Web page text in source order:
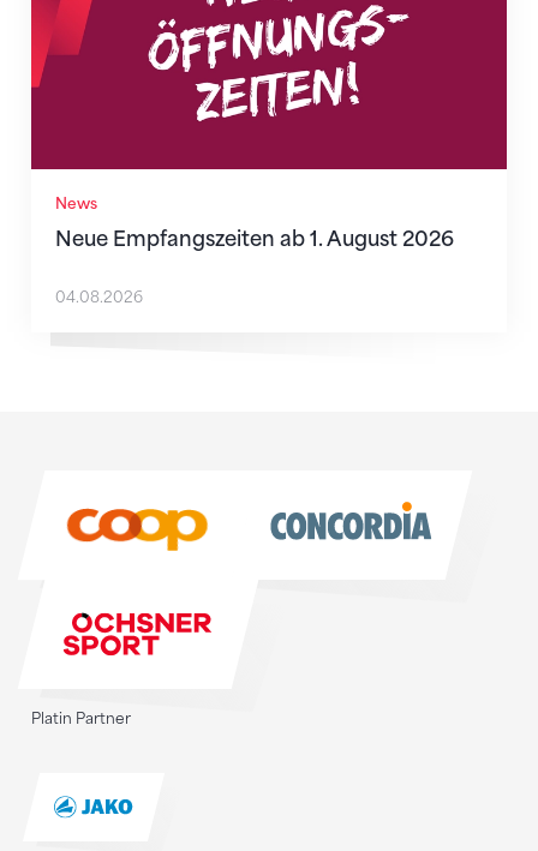
News
Neue Empfangszeiten ab 1. August 2026
04.08.2026
Platin Partner